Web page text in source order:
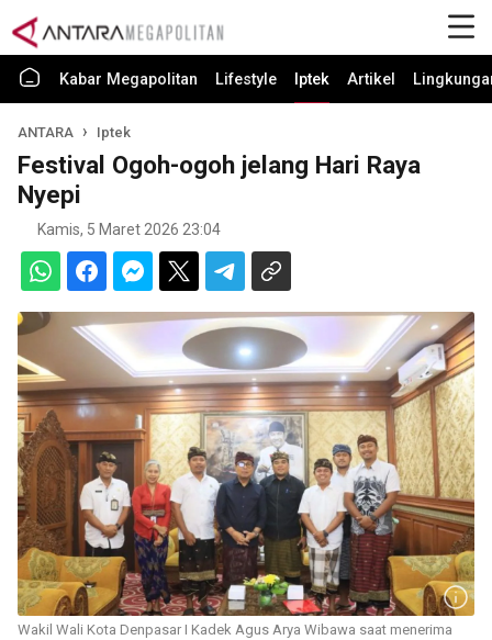
Kabar Megapolitan Lifestyle Iptek Artikel
ANTARA Iptek
Festival Ogoh-ogoh jelang Hari Raya
Nyepi
Kamis, 5 Maret 2026 23:04
Wakil Wali Kota Denpasar I Kadek Agus Arya Wibawa saat menerima